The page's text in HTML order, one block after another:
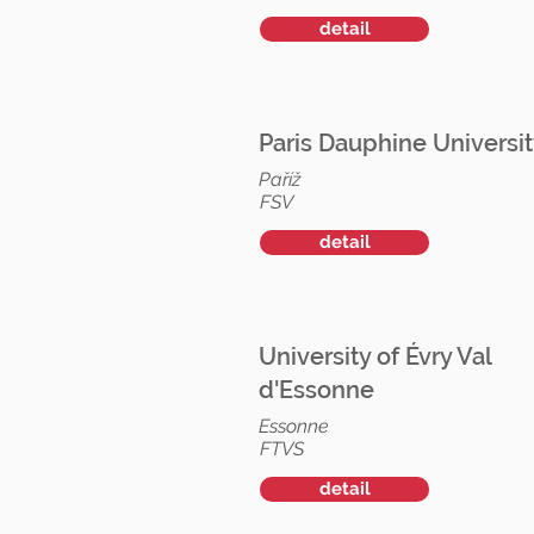
detail
Paris Dauphine
Paříž
FSV
detail
University of Évry Val
d'Essonne
Essonne
FTVS
detail